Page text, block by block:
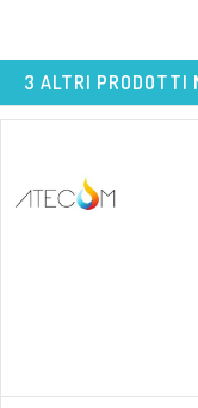
3 ALTRI PRODOTTI